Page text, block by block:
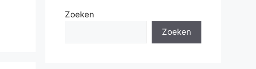
Zoeken
Zoeken